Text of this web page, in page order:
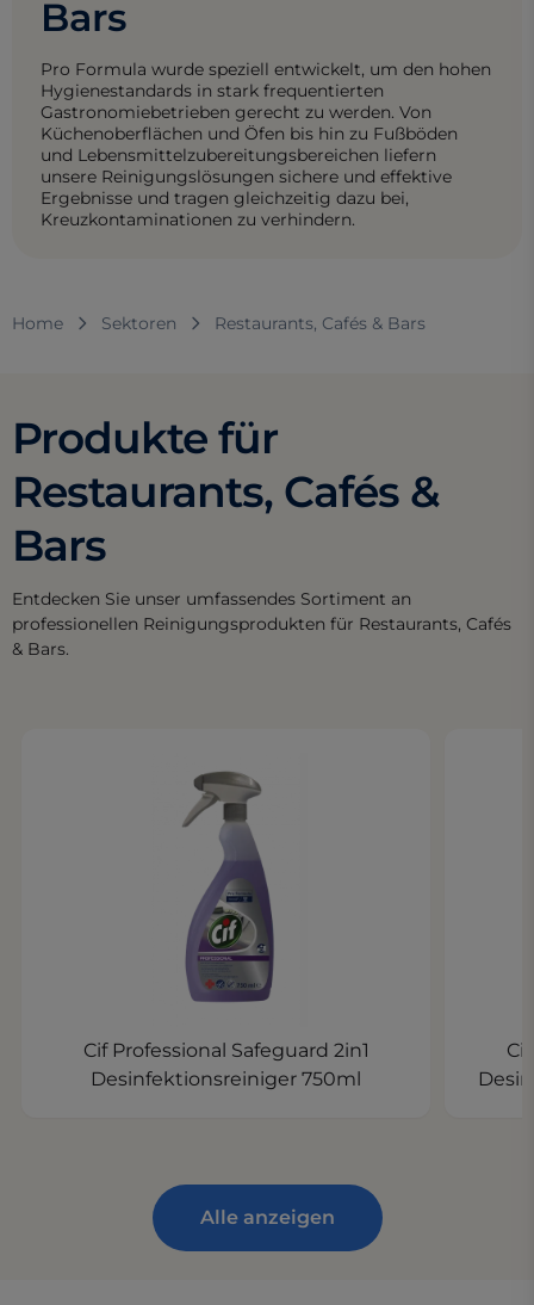
Bars
Pro Formula wurde speziell entwickelt, um den hohen
Hygienestandards in stark frequentierten
Gastronomiebetrieben gerecht zu werden. Von
Küchenoberflächen und Öfen bis hin zu Fußböden
und Lebensmittelzubereitungsbereichen liefern
unsere Reinigungslösungen sichere und effektive
Ergebnisse und tragen gleichzeitig dazu bei,
Kreuzkontaminationen zu verhindern.
Home Sektoren Restaurants, Cafés & Bars
Produkte für
Restaurants, Cafés &
Bars
Entdecken Sie unser umfassendes Sortiment an
professionellen Reinigungsprodukten für Restaurants, Cafés
& Bars.
Cif Professional Safeguard 2in1
Desinfektionsreiniger 750ml
Alle anzeigen